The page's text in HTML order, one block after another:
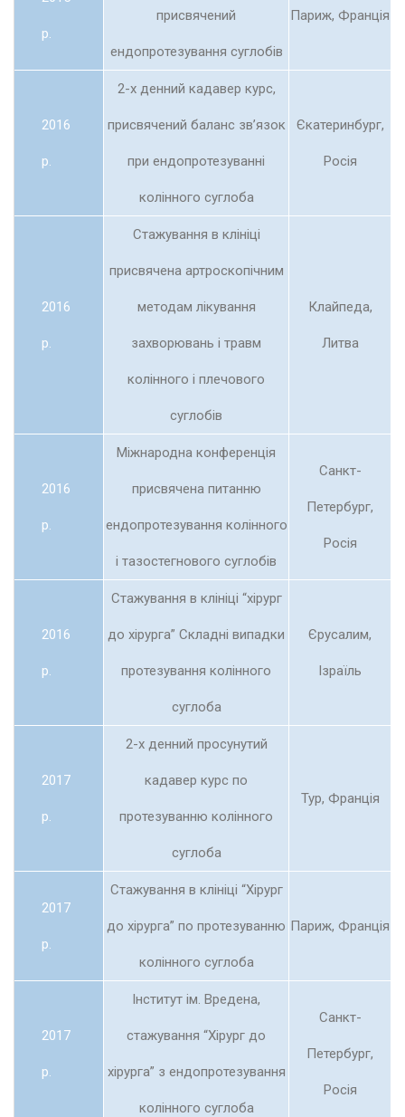
р.
присвячений
ендопротезування суглобів
Париж, Франція
2016
р.
2-х денний кадавер курс,
присвячений баланс зв’язок
при ендопротезуванні
колінного суглоба
Єкатеринбург,
Росія
2016
р.
Стажування в клініці
присвячена артроскопічним
методам лікування
захворювань і травм
колінного і плечового
суглобів
Клайпеда,
Литва
2016
р.
Міжнародна конференція
присвячена питанню
ендопротезування колінного
і тазостегнового суглобів
Санкт-
Петербург,
Росія
2016
р.
Стажування в клініці “хірург
до хірурга” Складні випадки
протезування колінного
суглоба
Єрусалим,
Ізраїль
2017
р.
2-х денний просунутий
кадавер курс по
протезуванню колінного
суглоба
Тур, Франція
2017
р.
Стажування в клініці “Хірург
до хірурга” по протезуванню
колінного суглоба
Париж, Франція
2017
р.
Інститут ім. Вредена,
стажування “Хірург до
хірурга” з ендопротезування
колінного суглоба
Санкт-
Петербург,
Росія